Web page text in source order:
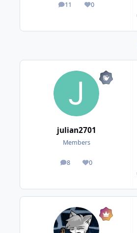
11
posts 0
Reputation
julian2701
Members
8
posts 0
Reputation